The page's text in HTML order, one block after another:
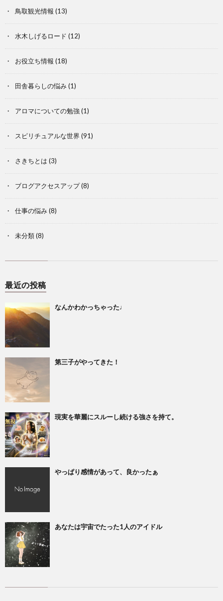
鳥取観光情報 (13)
水木しげるロード (12)
お役立ち情報 (18)
田舎暮らしの悩み(1)
アロマについての勉強 (1)
スピリチュアルな世界 (91)
さきちとは (3)
ブログアクセスアップ(8)
仕事の悩み(8)
未分類(8)
最近の投稿
なんかわかっちゃった♩
第三子がやってきた！
現実を華麗にスルーし続ける強さを持て。
やっぱり感情があって、良かったぁ
あなたは宇宙でたった1人のアイドル